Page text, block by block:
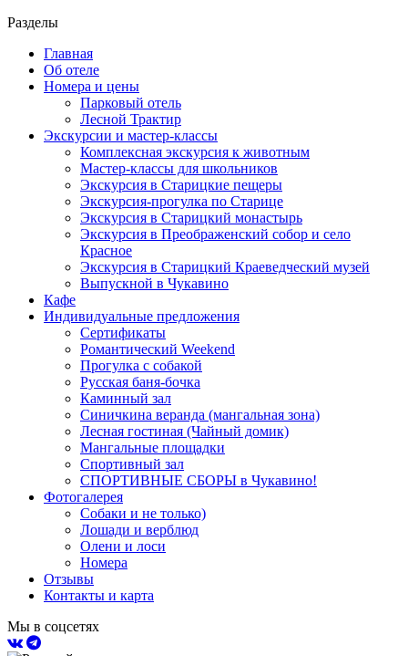
Разделы
Главная
Об отеле
Номера и цены
Парковый отель
Лесной Трактир
Экскурсии и мастер-классы
Комплексная экскурсия к животным
Мастер-классы для школьников
Экскурсия в Старицкие пещеры
Экскурсия-прогулка по Старице
Экскурсия в Старицкий монастырь
Экскурсия в Преображенский собор и село
Красное
Экскурсия в Старицкий Краеведческий музей
Выпускной в Чукавино
Кафе
Индивидуальные предложения
Сертификаты
Романтический Weekend
Прогулка с собакой
Русская баня-бочка
Каминный зал
Синичкина веранда (мангальная зона)
Лесная гостиная (Чайный домик)
Мангальные площадки
Спортивный зал
СПОРТИВНЫЕ СБОРЫ в Чукавино!
Фотогалерея
Собаки и не только)
Лошади и верблюд
Олени и лоси
Номера
Отзывы
Контакты и карта
Мы в соцсетях